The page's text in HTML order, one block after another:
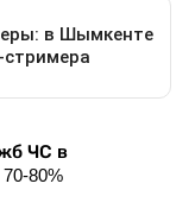
ЧС в
80%